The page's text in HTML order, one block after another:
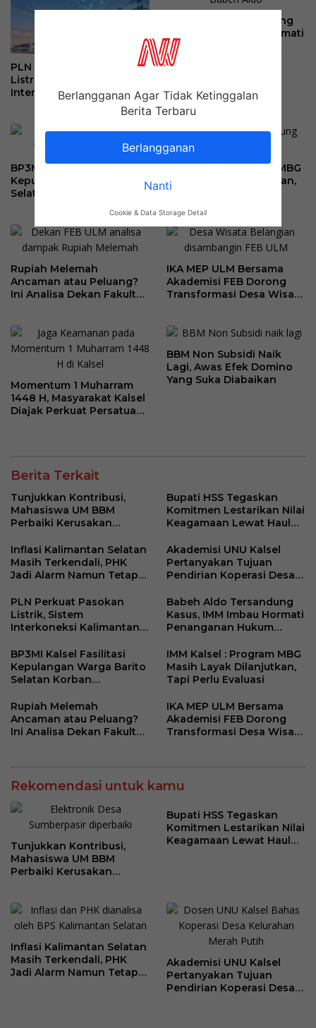
PLN Perkuat Pasokan
Listrik, Sistem
Interkoneksi Kalimantan
Berangsur Normal
Babeh Aldo Tersandung
Kasus, IMM Imbau Hormati
Penanganan Hukum
Polda Kalsel
BP3MI Kalsel Fasilitasi
Kepulangan Warga Barito
Selatan Korban
IMM Kalsel : Program MBG
Masih Layak Dilanjutkan,
Tapi Perlu Evaluasi
Rupiah Melemah
Ancaman atau Peluang?
Ini Analisa Dekan Fakultas
IKA MEP ULM Bersama
Akademisi FEB Dorong
Transformasi Desa Wisata
Momentum 1 Muharram
1448 H, Masyarakat Kalsel
Diajak Perkuat Persatuan
BBM Non Subsidi Naik
Lagi, Awas Efek Domino
Yang Suka Diabaikan
Berita Terkait
Tunjukkan Kontribusi,
Mahasiswa UM BBM
Perbaiki Kerusakan
Kantor Desa Sumberpasir
Bupati HSS Tegaskan
Komitmen Lestarikan Nilai
Keagamaan Lewat Haul
bin H. Taris
Inflasi Kalimantan Selatan
Masih Terkendali, PHK
Jadi Alarm Namun Tetap
Akademisi UNU Kalsel
Pertanyakan Tujuan
Pendirian Koperasi Desa
PLN Perkuat Pasokan
Listrik, Sistem
Interkoneksi Kalimantan
Babeh Aldo Tersandung
Kasus, IMM Imbau Hormati
Penanganan Hukum
BP3MI Kalsel Fasilitasi
Kepulangan Warga Barito
Selatan Korban
Ilegal di Kamboja
IMM Kalsel : Program MBG
Masih Layak Dilanjutkan,
Tapi Perlu Evaluasi
Rupiah Melemah
Ancaman atau Peluang?
Ini Analisa Dekan Fakultas
IKA MEP ULM Bersama
Akademisi FEB Dorong
Transformasi Desa Wisata
Rekomendasi untuk kamu
Tunjukkan Kontribusi,
Mahasiswa UM BBM
Perbaiki Kerusakan
Bupati HSS Tegaskan
Komitmen Lestarikan Nilai
Keagamaan Lewat Haul
Inflasi Kalimantan Selatan
Masih Terkendali, PHK
Jadi Alarm Namun Tetap
Akademisi UNU Kalsel
Pertanyakan Tujuan
Pendirian Koperasi Desa
Berlangganan Agar Tidak Ketinggalan
Berita Terbaru
Berlangganan
Nanti
Cookie & Data Storage Detail